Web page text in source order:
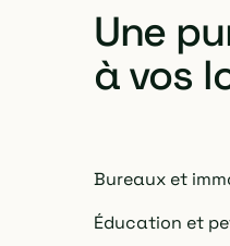
Une
à vos
Bureaux et
Éducation et